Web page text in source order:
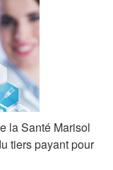
la Santé Marisol
tiers payant pour